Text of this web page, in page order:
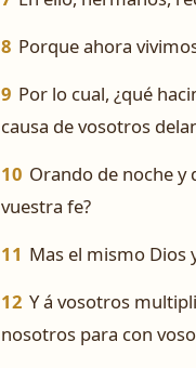
8 Porque ahora
9 Por lo cual, ¿qué
causa de vosotros
10 Orando de noche y
vuestra fe?
11 Mas el mismo Dios
12 Y á vosotros
nosotros para con